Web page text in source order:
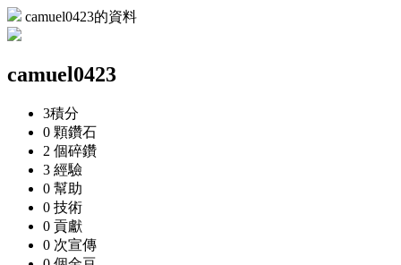
camuel0423的資料
camuel0423
3積分
0 顆鑽石
2 個碎鑽
3 經驗
0 幫助
0 技術
0 貢獻
0 次宣傳